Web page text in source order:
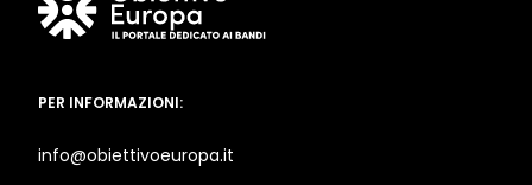
PER INFORMAZIONI:
info@obiettivoeuropa.it